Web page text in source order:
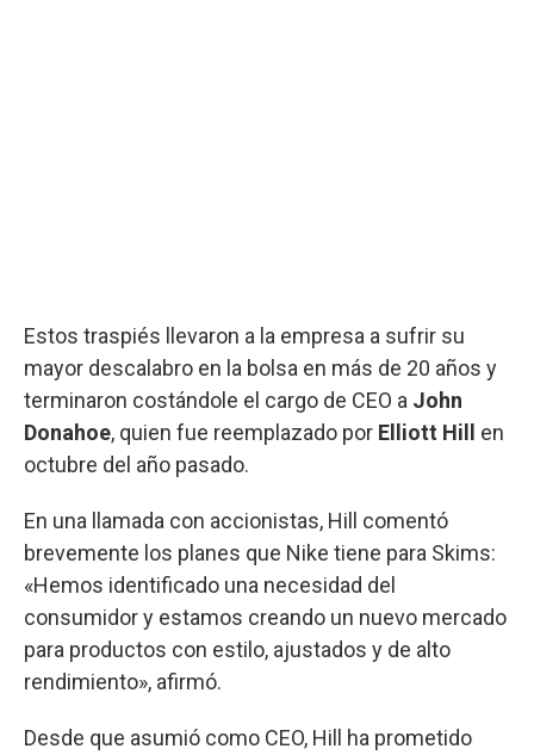
Estos traspiés llevaron a la empresa a sufrir su
mayor descalabro en la bolsa en más de 20 años y
terminaron costándole el cargo de CEO a John
Donahoe, quien fue reemplazado por Elliott Hill en
octubre del año pasado.
En una llamada con accionistas, Hill comentó
brevemente los planes que Nike tiene para Skims:
«Hemos identificado una necesidad del
consumidor y estamos creando un nuevo mercado
para productos con estilo, ajustados y de alto
rendimiento», afirmó.
Desde que asumió como CEO, Hill ha prometido